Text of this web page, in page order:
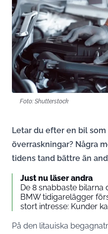
Foto: Shutterstock
Letar du efter en bil
överraskningar? Några
tidens tand bättre än
Just nu läser andra
De 8 snabbaste bilarna
BMW tidigarelägger
stort intresse: Kunder
På den litauiska